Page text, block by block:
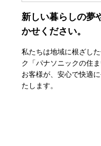
新しい暮らしの夢
かせください。
私たちは地域に根ざし
ク「パナソニックの住
お客様が、安心で快適
たします。